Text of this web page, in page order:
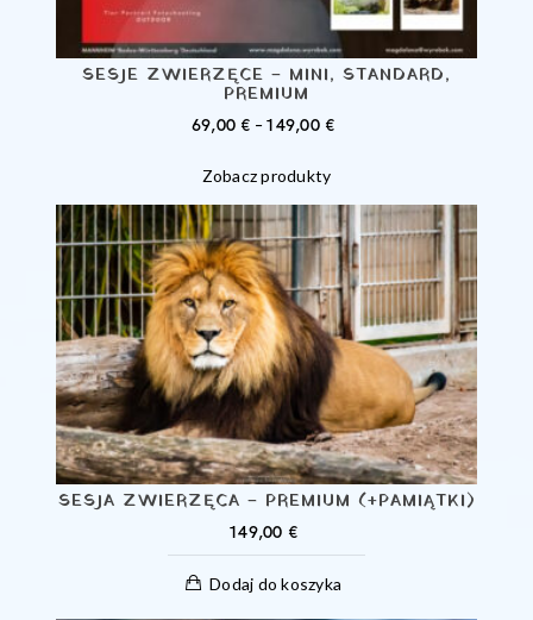
SESJE ZWIERZĘCE – MINI, STANDARD,
PREMIUM
69,00 € – 149,00 €
69,00 €
DO
149,00 €
Zobacz produkty
SESJA ZWIERZĘCA – PREMIUM (+PAMIĄTKI)
149,00 €
Dodaj do koszyka